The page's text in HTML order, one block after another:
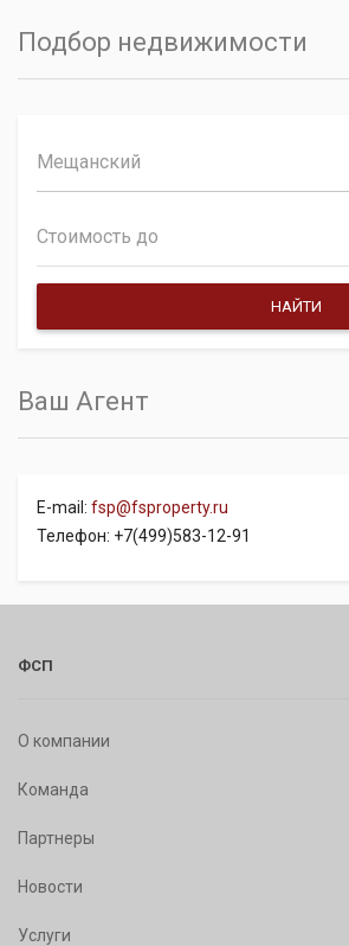
Подбор недвижимости
Мещанский
Ваш Агент
E-mail: fsp@fsproperty.ru
Телефон: +7(499)583-12-91
ФСП
О компании
Команда
Партнеры
Новости
Услуги